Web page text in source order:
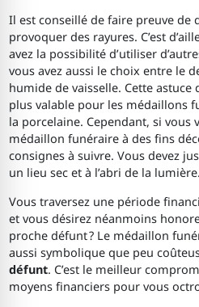
Il est conseillé de faire preuve de
provoquer des rayures. C’est
avez la possibilité d’utiliser
vous avez aussi le choix entre le
humide de vaisselle. Cette astuce
plus valable pour les médaillons
la porcelaine. Cependant, si vous
médaillon funéraire à des fins
consignes à suivre. Vous devez
un lieu sec et à l’abri de la lumière.
Vous traversez une période
et vous désirez néanmoins
proche défunt ? Le médaillon
aussi symbolique que peu
défunt. C’est le meilleur
moyens financiers pour vous